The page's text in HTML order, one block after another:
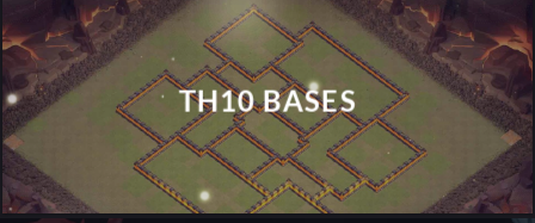
TH10 BASES